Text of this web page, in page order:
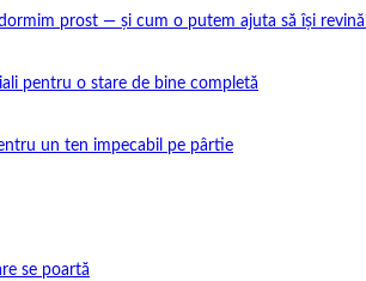
prost — și cum o putem ajuta să își
pentru o stare de bine completă
un ten impecabil pe pârtie
se poartă